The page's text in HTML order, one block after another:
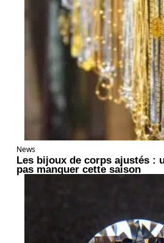
News
Les bijoux de corps ajustés :
pas manquer cette saison